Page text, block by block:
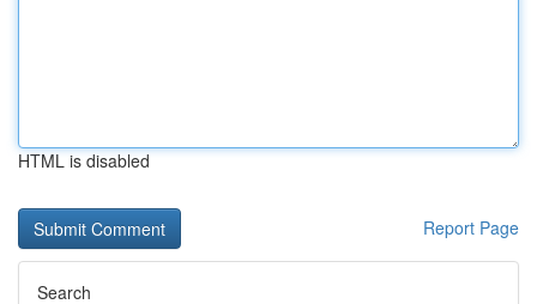
HTML is disabled
Report Page
Search